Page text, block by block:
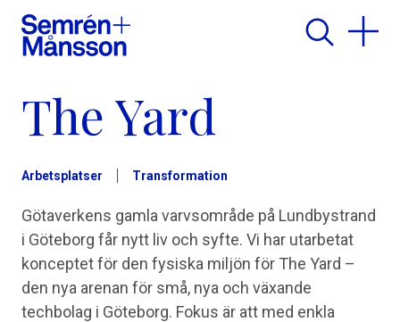
The Yard
Arbetsplatser Transformation
Götaverkens gamla varvsområde på Lundbystrand
i Göteborg får nytt liv och syfte. Vi har utarbetat
konceptet för den fysiska miljön för The Yard –
den nya arenan för små, nya och växande
techbolag i Göteborg. Fokus är att med enkla